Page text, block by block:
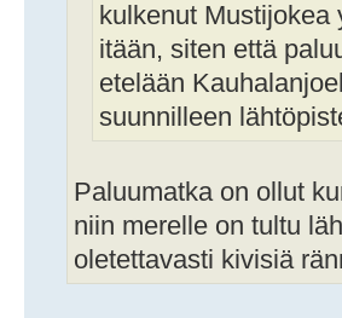
kulkenut
itään, siten että
etelään
suunnilleen
Paluumatka on ollut
niin merelle on tultu
oletettavasti kivisiä